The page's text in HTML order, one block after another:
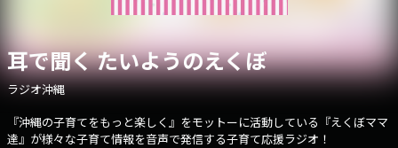
耳で聞く たいようのえくぼ
ラジオ沖縄
『沖縄の子育てをもっと楽しく』をモットーに活動している『えくぼママ
達』が様々な子育て情報を音声で発信する子育て応援ラジオ！